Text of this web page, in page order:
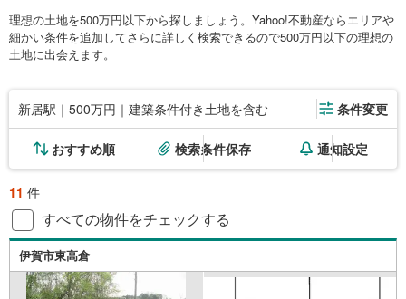
理想の土地を500万円以下から探しましょう。Yahoo!不動産ならエリアや
細かい条件を追加してさらに詳しく検索できるので500万円以下の理想の
土地に出会えます。
新居駅｜500万円｜建築条件付き土地を含む 条件変更
おすすめ順 検索条件保存 通知設定
11 件
すべての物件をチェックする
伊賀市東高倉